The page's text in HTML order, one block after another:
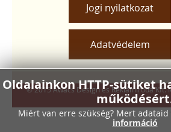
Jogi nyilatkozat
Adatvédelem
Oldalainkon HTTP-sütiket
Miért van erre szükség? Mert
információ
© 2015 Awacs Design és Reklámiroda Kft.